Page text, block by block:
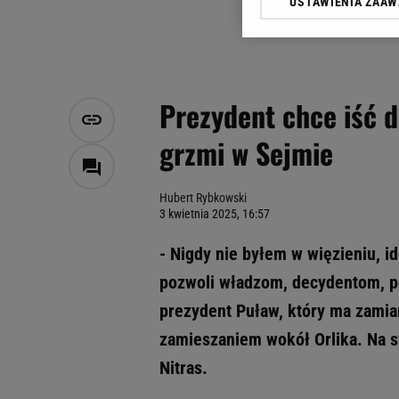
Prezydent chce iść
grzmi w Sejmie
Hubert Rybkowski
3 kwietnia 2025, 16:57
- Nigdy nie byłem w więzieniu,
pozwoli władzom, decydentom,
prezydent Puław, który ma
zamieszaniem wokół Orlika. Na
Nitras.
Klikając „Akceptuję”
Zaufanych Partnerów i
My, nasi Zaufani
Użycie dokładnych
Przechowywanie